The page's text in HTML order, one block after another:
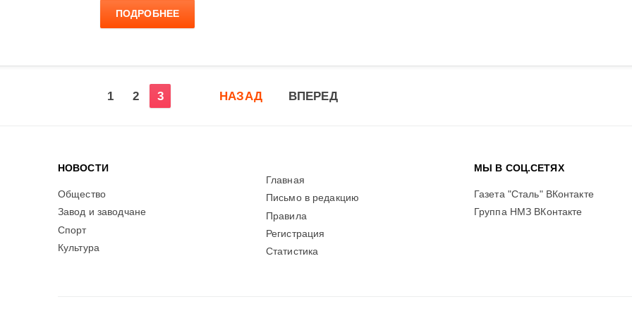
ПОДРОБНЕЕ
1 2 3 НАЗАД ВПЕРЕД
НОВОСТИ
Общество
Завод и заводчане
Спорт
Культура
Главная
Письмо в редакцию
Правила
Регистрация
Статистика
МЫ В СОЦ.СЕТЯХ
Газета "Сталь" ВКонтакте
Группа НМЗ ВКонтакте